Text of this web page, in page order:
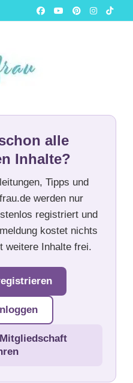
alle
Inhalte?
Tipps und
werden nur
registriert und
kostet nichts
weitere Inhalte frei.